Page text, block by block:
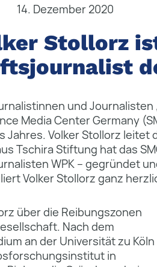
14. Dezember 2020
Stollorz
und Journalisten
Media Center Germany
Volker Stollorz leitet
Tschira Stiftung hat das
WPK – gegründet
Volker Stollorz ganz
über die Reibungszonen
Nach dem
an der Universität zu Köln
in